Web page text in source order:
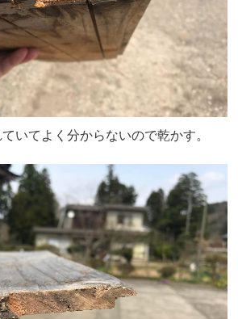
いてよく分からないので乾かす。